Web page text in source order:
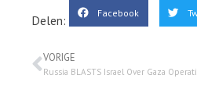
Delen: Facebook
VORIGE